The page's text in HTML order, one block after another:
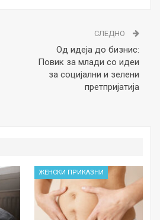
СЛЕДНО
Од идеја до бизнис:
Повик за млади со идеи
за социјални и зелени
претпријатија
ЖЕНСКИ ПРИКАЗНИ